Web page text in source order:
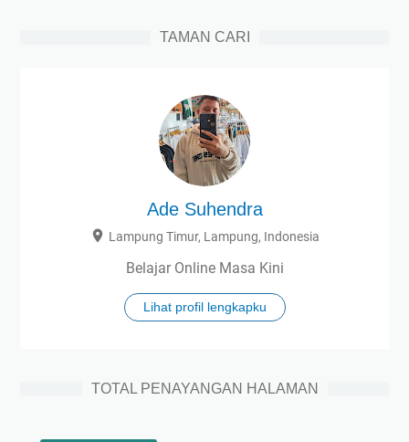
TAMAN CARI
Ade Suhendra
Lampung Timur, Lampung, Indonesia
Belajar Online Masa Kini
Lihat profil lengkapku
TOTAL PENAYANGAN HALAMAN